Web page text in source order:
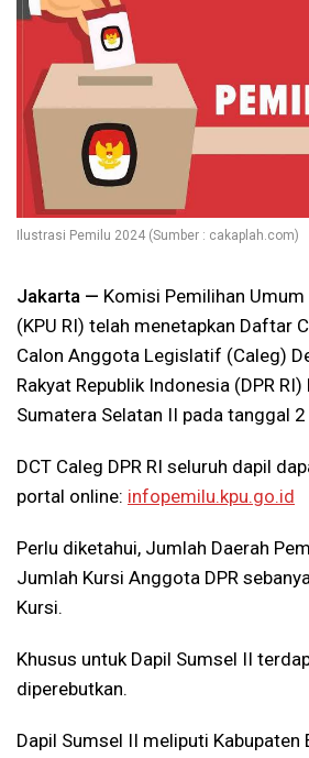
Ilustrasi Pemilu 2024 (Sumber : cakaplah.com)
Jakarta — Komisi Pemilihan
(KPU RI) telah menetapkan Daftar
Calon Anggota Legislatif (Caleg)
Rakyat Republik Indonesia (DPR
Sumatera Selatan II pada tanggal
DCT Caleg DPR RI seluruh dapil
portal online: infopemilu.kpu.go.id
Perlu diketahui, Jumlah Daerah
Jumlah Kursi Anggota DPR
Kursi.
Khusus untuk Dapil Sumsel II
diperebutkan.
Dapil Sumsel II meliputi Kabupaten